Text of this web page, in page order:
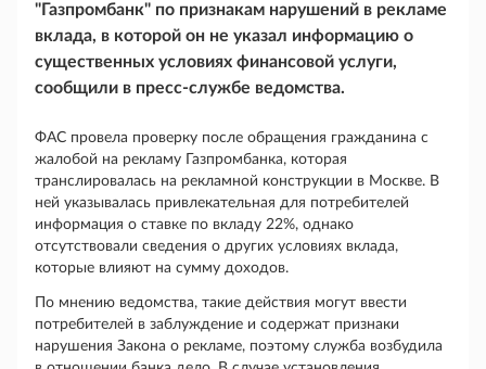
"Газпромбанк" по признакам нарушений в рекламе
вклада, в которой он не указал информацию о
существенных условиях финансовой услуги,
сообщили в пресс-службе ведомства.
ФАС провела проверку после обращения гражданина с
жалобой на рекламу Газпромбанка, которая
транслировалась на рекламной конструкции в Москве. В
ней указывалась привлекательная для потребителей
информация о ставке по вкладу 22%, однако
отсутствовали сведения о других условиях вклада,
которые влияют на сумму доходов.
По мнению ведомства, такие действия могут ввести
потребителей в заблуждение и содержат признаки
нарушения Закона о рекламе, поэтому служба возбудила